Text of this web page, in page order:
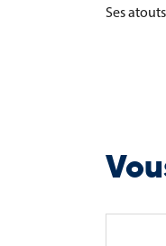
Ses
stands